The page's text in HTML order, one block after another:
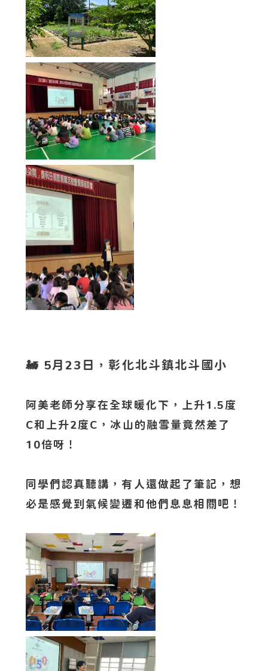
🚂 5月23日，彰化北斗鎮北斗國小
阿美老師分享在全球暖化下，上升1.5度
C和上升2度C，冰山的融雪量竟然差了
10倍呀！
同學們認真聽講，有人還做起了筆記，想
必是感覺到氣候變遷和他們息息相關吧！